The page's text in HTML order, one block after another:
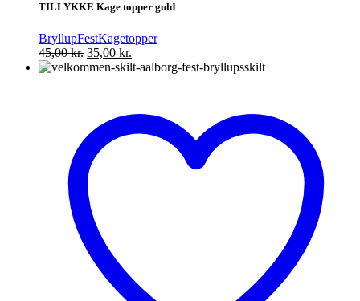
TILLYKKE Kage topper guld
BryllupFestKagetopper
45,00kr. Den
oprindelige
35,00 kr.
aktuelle